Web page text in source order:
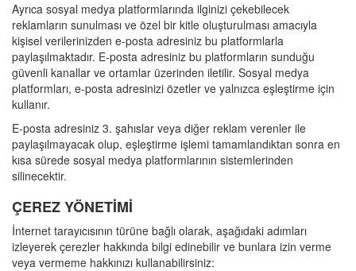
Ayrıca sosyal medya platformlarında ilginizi çekebilecek
reklamların sunulması ve özel bir kitle oluşturulması amacıyla
kişisel verilerinizden e-posta adresiniz bu platformlarla
paylaşılmaktadır. E-posta adresiniz bu platformların sunduğu
güvenli kanallar ve ortamlar üzerinden iletilir. Sosyal medya
platformları, e-posta adresinizi özetler ve yalnızca eşleştirme için
kullanır.
E-posta adresiniz 3. şahıslar veya diğer reklam verenler ile
paylaşılmayacak olup, eşleştirme işlemi tamamlandıktan sonra en
kısa sürede sosyal medya platformlarının sistemlerinden
silinecektir.
ÇEREZ YÖNETİMİ
İnternet tarayıcısının türüne bağlı olarak, aşağıdaki adımları
izleyerek çerezler hakkında bilgi edinebilir ve bunlara izin verme
veya vermeme hakkınızı kullanabilirsiniz: